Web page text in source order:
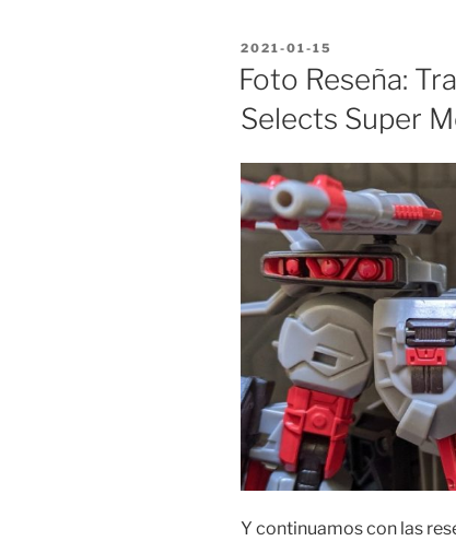
Los
POSTED
ON
2021-01-15
Foto Reseña:
Selects Super
Y continuamos con las